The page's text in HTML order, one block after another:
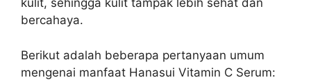
kulit, sehingga kulit tampak lebih sehat dan
bercahaya.
Berikut adalah beberapa pertanyaan umum
mengenai manfaat Hanasui Vitamin C Serum: